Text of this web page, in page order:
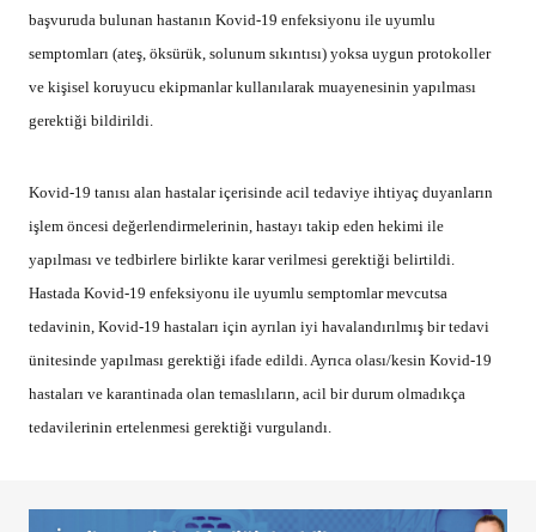
başvuruda bulunan hastanın Kovid-19 enfeksiyonu ile uyumlu
semptomları (ateş, öksürük, solunum sıkıntısı) yoksa uygun protokoller
ve kişisel koruyucu ekipmanlar kullanılarak muayenesinin yapılması
gerektiği bildirildi.
Kovid-19 tanısı alan hastalar içerisinde acil tedaviye ihtiyaç duyanların
işlem öncesi değerlendirmelerinin, hastayı takip eden hekimi ile
yapılması ve tedbirlere birlikte karar verilmesi gerektiği belirtildi.
Hastada Kovid-19 enfeksiyonu ile uyumlu semptomlar mevcutsa
tedavinin, Kovid-19 hastaları için ayrılan iyi havalandırılmış bir tedavi
ünitesinde yapılması gerektiği ifade edildi. Ayrıca olası/kesin Kovid-19
hastaları ve karantinada olan temaslıların, acil bir durum olmadıkça
tedavilerinin ertelenmesi gerektiği vurgulandı.